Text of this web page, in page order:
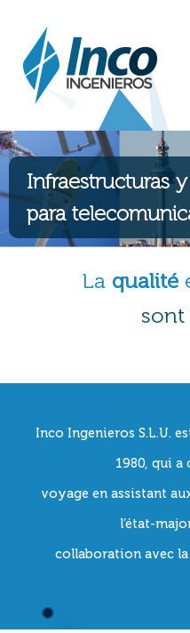
Infraestructuras
para
La qualité
sont
Inco Ingenieros S.L.U.
1980, qui a
voyage en assistant
l’état-
collaboration avec